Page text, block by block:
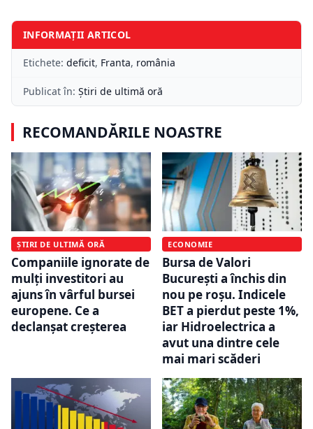
INFORMAȚII ARTICOL
Etichete: deficit, Franta, românia
Publicat în: Știri de ultimă oră
RECOMANDĂRILE NOASTRE
ȘTIRI DE ULTIMĂ ORĂ
Companiile ignorate de
mulți investitori au
ajuns în vârful bursei
europene. Ce a
declanșat creșterea
ECONOMIE
Bursa de Valori
București a închis din
nou pe roșu. Indicele
BET a pierdut peste 1%,
iar Hidroelectrica a
avut una dintre cele
mai mari scăderi